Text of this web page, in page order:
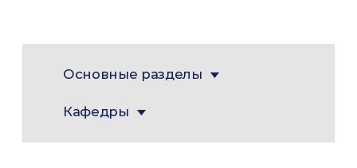
Основные разделы
Кафедры